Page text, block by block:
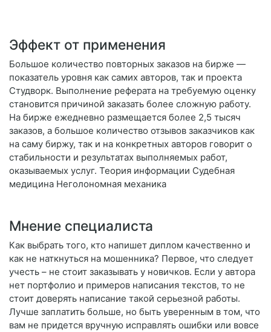
Эффект от применения
Большое количество повторных заказов на бирже —
показатель уровня как самих авторов, так и проекта
Студворк. Выполнение реферата на требуемую оценку
становится причиной заказать более сложную работу.
На бирже ежедневно размещается более 2,5 тысяч
заказов, а большое количество отзывов заказчиков как
на саму биржу, так и на конкретных авторов говорит о
стабильности и результатах выполняемых работ,
оказываемых услуг. Теория информации Судебная
медицина Неголономная механика
Мнение специалиста
Как выбрать того, кто напишет диплом качественно и
как не наткнуться на мошенника? Первое, что следует
учесть – не стоит заказывать у новичков. Если у автора
нет портфолио и примеров написания текстов, то не
стоит доверять написание такой серьезной работы.
Лучше заплатить больше, но быть уверенным в том, что
вам не придется вручную исправлять ошибки или вовсе